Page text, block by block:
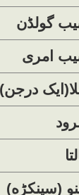
گولڈن
امری
درجن